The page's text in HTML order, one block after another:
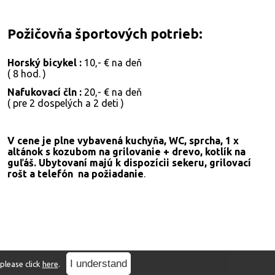
Požičovňa športových potrieb:
Horský bicykel : 10,- € na deň
( 8 hod. )
Nafukovací čln : 20,- € na deň
( pre 2 dospelých a 2 deti )
V cene je plne vybavená kuchyňa, WC, sprcha, 1 x
altánok s kozubom na grilovanie + drevo, kotlík na
guľáš. Ubytovaní majú k dispozícii sekeru, grilovací
rošt a telefón na požiadanie.
click here. I understand